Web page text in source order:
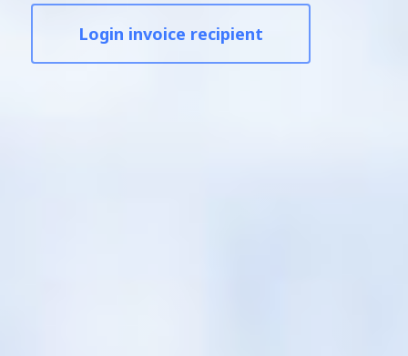
Login invoice recipient